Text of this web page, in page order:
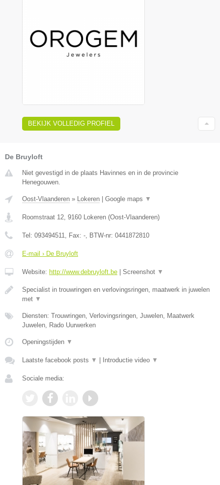
BEKIJK VOLLEDIG PROFIEL
De Bruyloft
Niet gevestigd in de plaats Havinnes en in de provincie
Henegouwen.
Oost-Vlaanderen » Lokeren Google maps ▼
Roomstraat 12, 9160 Lokeren (Oost-Vlaanderen)
Tel: 093494511, Fax: -, BTW-nr: 0441872810
E-mail › De Bruyloft
Website: http://www.debruyloft.be Screenshot ▼
Specialist in trouwringen en verlovingsringen, maatwerk in juwelen
met ▼
Diensten: Trouwringen, Verlovingsringen, Juwelen, Maatwerk
Juwelen, Rado Uurwerken
Openingstijden ▼
Laatste facebook posts ▼ Introductie video ▼
Sociale media: